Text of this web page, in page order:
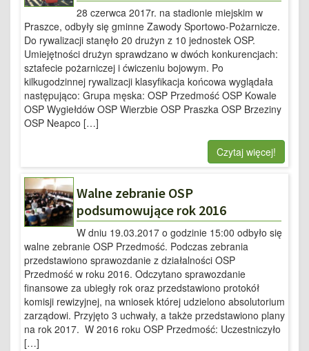
28 czerwca 2017r. na stadionie miejskim w
Praszce, odbyły się gminne Zawody Sportowo-Pożarnicze.
Do rywalizacji stanęło 20 drużyn z 10 jednostek OSP.
Umiejętności drużyn sprawdzano w dwóch konkurencjach:
sztafecie pożarniczej i ćwiczeniu bojowym. Po
kilkugodzinnej rywalizacji klasyfikacja końcowa wyglądała
następująco: Grupa męska: OSP Przedmość OSP Kowale
OSP Wygiełdów OSP Wierzbie OSP Praszka OSP Brzeziny
OSP Neapco […]
Czytaj więcej!
Walne zebranie OSP
podsumowujące rok 2016
W dniu 19.03.2017 o godzinie 15:00 odbyło się
walne zebranie OSP Przedmość. Podczas zebrania
przedstawiono sprawozdanie z działalności OSP
Przedmość w roku 2016. Odczytano sprawozdanie
finansowe za ubiegły rok oraz przedstawiono protokół
komisji rewizyjnej, na wniosek której udzielono absolutorium
zarządowi. Przyjęto 3 uchwały, a także przedstawiono plany
na rok 2017. W 2016 roku OSP Przedmość: Uczestniczyło
[…]